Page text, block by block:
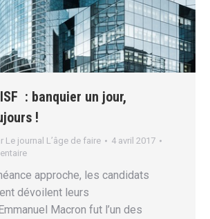
: banquier un jour,
!
Le journal L’âge de faire
4 avril 2017
approche, les candidats
dévoilent leurs
Macron fut l’un des